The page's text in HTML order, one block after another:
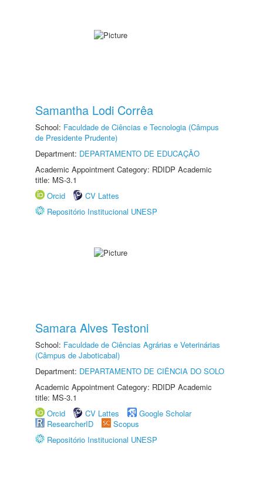
Samantha Lodi Corrêa
School: Faculdade de Ciências e Tecnologia (Câmpus
de Presidente Prudente)
Department: DEPARTAMENTO DE EDUCAÇÃO
Academic Appointment Category: RDIDP Academic
title: MS-3.1
Orcid
CV Lattes
Repositório Institucional UNESP
Samara Alves Testoni
School: Faculdade de Ciências Agrárias e Veterinárias
(Câmpus de Jaboticabal)
Department: DEPARTAMENTO DE CIÊNCIA DO SOLO
Academic Appointment Category: RDIDP Academic
title: MS-3.1
Orcid
CV Lattes
Google Scholar
ResearcherID
Scopus
Repositório Institucional UNESP